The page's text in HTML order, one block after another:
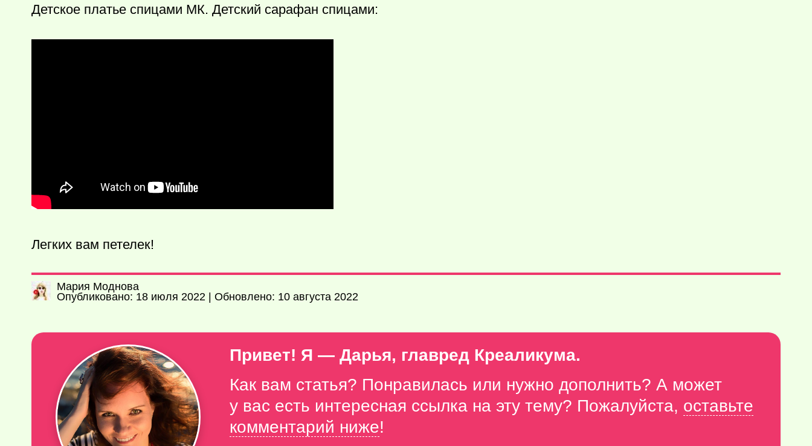
Детское платье спицами МК. Детский сарафан спицами:
Легких вам петелек!
Мария Моднова
Опубликовано: 18 июля 2022 | Обновлено: 10 августа 2022
Привет! Я — Дарья, главред Креаликума.
Как вам статья? Понравилась или нужно дополнить? А может
у вас есть интересная ссылка на эту тему? Пожалуйста, оставьте
комментарий ниже!